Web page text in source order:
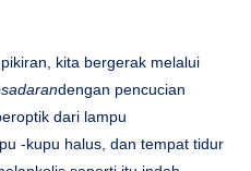
kita bergerak melalui
dengan pencucian
dari lampu
-kupu halus, dan tempat tidur